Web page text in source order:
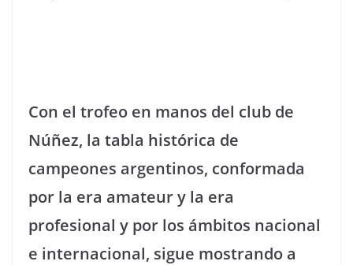
Con el trofeo en manos del club de
Núñez, la tabla histórica de
campeones argentinos, conformada
por la era amateur y la era
profesional y por los ámbitos nacional
e internacional, sigue mostrando a